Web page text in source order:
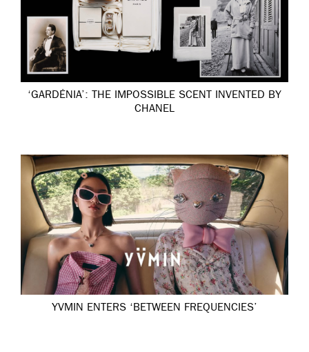
‘GARDÉNIA’: THE IMPOSSIBLE SCENT INVENTED BY
CHANEL
YVMIN ENTERS ‘BETWEEN FREQUENCIES’